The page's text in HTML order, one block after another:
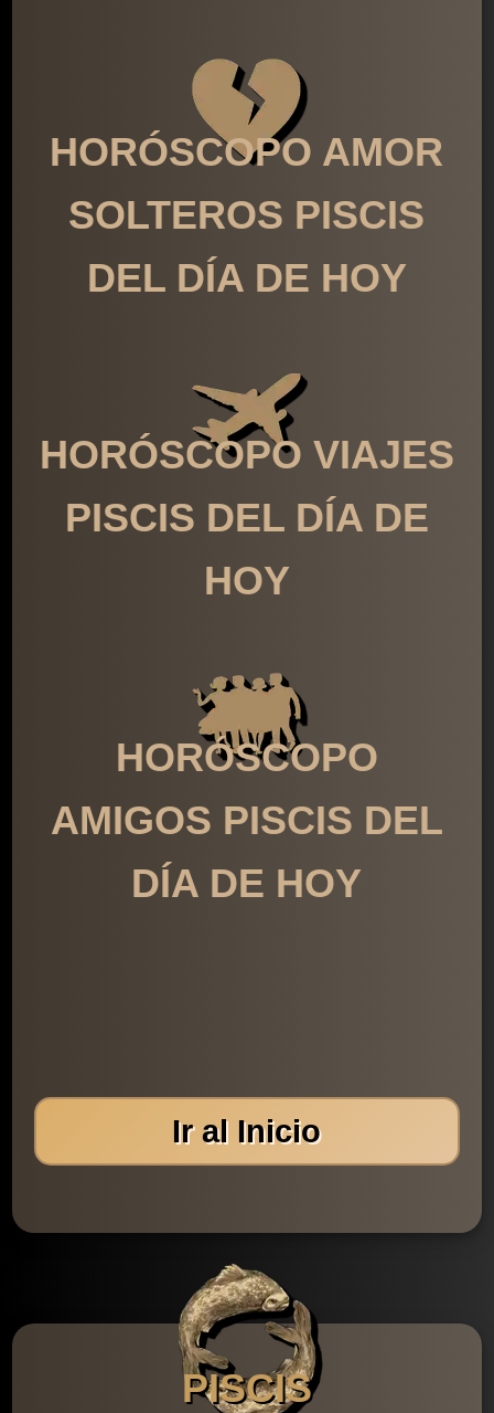
HORÓSCOPO AMOR
SOLTEROS PISCIS
DEL DÍA DE HOY
HORÓSCOPO VIAJES
PISCIS DEL DÍA DE
HOY
HORÓSCOPO
AMIGOS PISCIS DEL
DÍA DE HOY
Ir al Inicio
PISCIS